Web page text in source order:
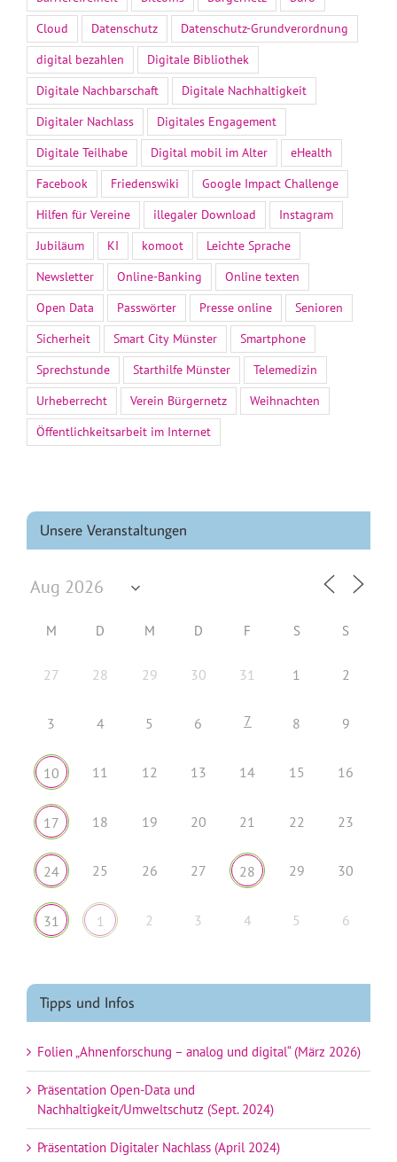
Unsere Veranstaltungen
M D M D F S S
27 28 29 30 31 1 2
3 4 5 6 7 8 9
10 11 12 13 14 15 16
17 18 19 20 21 22 23
24 25 26 27 28 29 30
31 1 2 3 4 5 6
Tipps und Infos
Folien „Ahnenforschung – analog und digital“ (März 2026)
Präsentation Open-Data und
Nachhaltigkeit/Umweltschutz (Sept. 2024)
Präsentation Digitaler Nachlass (April 2024)
Cloud
Datenschutz
Datenschutz-Grundverordnung
digital bezahlen
Digitale Bibliothek
Digitale Nachbarschaft
Digitale Nachhaltigkeit
Digitaler Nachlass
Digitales Engagement
Digitale Teilhabe
Digital mobil im Alter
eHealth
Facebook
Friedenswiki
Google Impact Challenge
Hilfen für Vereine
illegaler Download
Instagram
Jubiläum
KI komoot
Leichte Sprache
Newsletter
Online-Banking
Online texten
Open Data
Passwörter Presse online
Senioren
Sicherheit
Smart City Münster
Smartphone
Sprechstunde
Starthilfe Münster
Telemedizin
Urheberrecht
Verein Bürgernetz
Weihnachten
Öffentlichkeitsarbeit im Internet